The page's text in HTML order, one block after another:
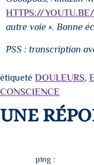
HTTPS://
autre voie ». Bonne
PSS : transcription
étiqueté DOULEURS,
CONSCIENCE
UNE
ping :